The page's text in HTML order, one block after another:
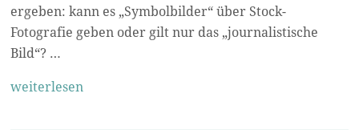
ergeben: kann es „Symbolbilder“ über Stock-
Fotografie geben oder gilt nur das „journalistische
Bild“? …
weiterlesen